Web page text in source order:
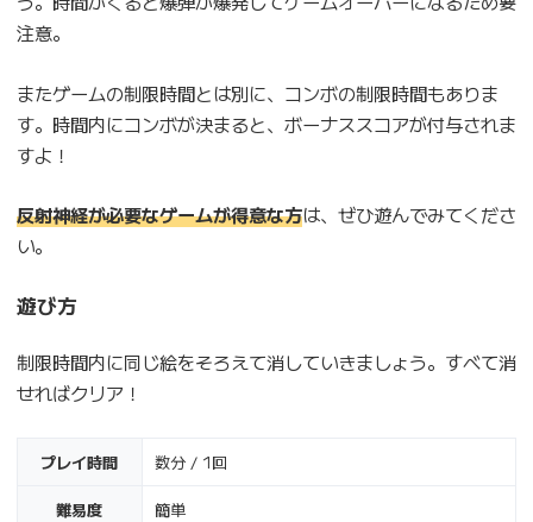
注意。
またゲームの制限時間とは別に、コンボの制限時間もありま
す。時間内にコンボが決まると、ボーナススコアが付与されま
すよ！
反射神経が必要なゲームが得意な方は、ぜひ遊んでみてくださ
い。
遊び方
制限時間内に同じ絵をそろえて消していきましょう。すべて消
せればクリア！
プレイ時間 数分 / 1回
難易度 簡単